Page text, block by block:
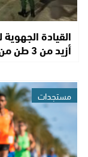
القيادة
أزيد من 3 طن من الكوكايين قبالة…
مستجدات